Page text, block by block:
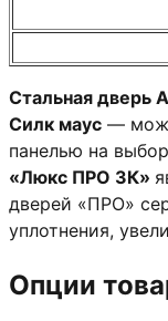
Стальная дверь
Силк маус —
панелью на
«Люкс ПРО 3К»
дверей «ПРО»
уплотнения,
Опции